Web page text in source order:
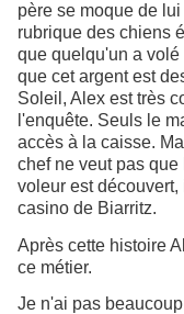
père se moque de
rubrique des chiens
que quelqu'un a
que cet argent est
Soleil, Alex est très
l'enquête. Seuls le
accès à la caisse.
chef ne veut pas
voleur est
casino de Biarritz.
Après cette histoire
ce métier.
Je n'ai pas